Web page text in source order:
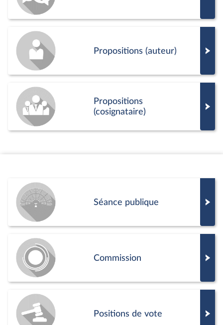
Propositions (auteur)
Propositions
(cosignataire)
Séance publique
Commission
Positions de vote